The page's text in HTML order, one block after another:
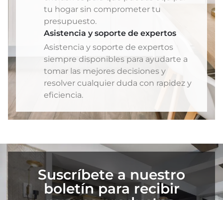
tu hogar sin comprometer tu
presupuesto.
Asistencia y soporte de expertos
Asistencia y soporte de expertos
siempre disponibles para ayudarte a
tomar las mejores decisiones y
resolver cualquier duda con rapidez y
eficiencia.
Suscríbete a nuestro
boletín para recibir